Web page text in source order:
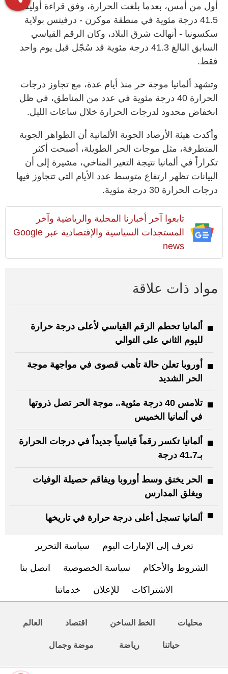
أول من أمس، بعدما بلغت الحرارة، وفق قراءة أولية،
41.5 درجة مئوية في منطقة موكرن - درفيتس بولاية
سكسونيا - أنهالت شرق البلاد، وكان الرقم القياسي
السابق البالغ 41.3 درجة مئوية قد سُجّل قبل يوم واحد
فقط.
وتشهد ألمانيا موجة حر منذ أيام عدة، مع تجاوز درجات
الحرارة 40 درجة مئوية في عدد من المناطق، في ظل
انخفاض محدود لدرجات الحرارة خلال ساعات الليل.
وأكدت هيئة الأرصاد الجوية الألمانية أن الظواهر الجوية
المتطرفة، مثل موجات الحر الطويلة، أصبحت أكثر
تكراراً في ألمانيا نتيجة التغير المناخي، مشيرة إلى أن
البيانات تظهر ارتفاع متوسط عدد الأيام التي تتجاوز فيها
درجات الحرارة 30 درجة مئوية.
تابعوا آخر أخبارنا المحلية والرياضية وآخر
المستجدات السياسية والإقتصادية عبر Google
news
مواد ذات علاقة
ألمانيا تحطم الرقم القياسي لأعلى درجة حرارة
لليوم الثاني على التوالي
أوروبا تعلن حالة تأهب قصوى في مواجهة موجة
الحر الشديد
تلامس 40 درجة مئوية.. موجة الحر تصل ذروتها
في ألمانيا الخميس
ألمانيا تكسر رقماً قياسياً جديداً في درجات الحرارة
بـ41.7 درجة
الحر يخنق وسط أوروبا ويفاقم حصيلة الوفيات
ويغلق المدارس
ألمانيا تسجل أعلى درجة حرارة في تاريخها
تعرف إلى الإمارات اليوم سياسة التحرير
الشروط والأحكام سياسة الخصوصية اتصل بنا
الاشتراكات للإعلان خدماتنا
محليات الخط الساخن اقتصاد العالم
حياتنا رياضة موضة وجمال